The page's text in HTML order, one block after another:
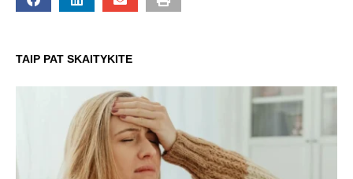
TAIP PAT SKAITYKITE